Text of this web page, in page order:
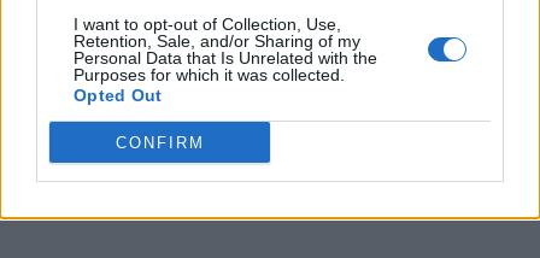
I want to opt-out of Collection, Use,
Retention, Sale, and/or Sharing of my
Personal Data that Is Unrelated with the
Purposes for which it was collected.
Opted Out
CONFIRM
România pe Primul Loc (Ponta)
Altul